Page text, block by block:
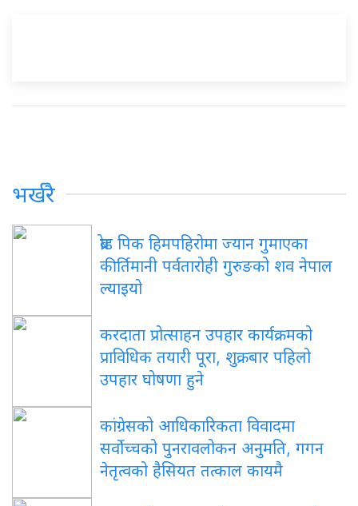
भर्खरै
ब्रोड पिक हिमपहिरोमा ज्यान गुमाएका
कीर्तिमानी पर्वतारोही गुरुङको शव नेपाल
ल्याइयो
करदाता प्रोत्साहन उपहार कार्यक्रमको
प्राविधिक तयारी पूरा, शुक्रबार पहिलो
उपहार घोषणा हुने
कांग्रेसको आधिकारिकता विवादमा
सर्वोच्चको पुनरावलोकन अनुमति, गगन
नेतृत्वको हैसियत तत्काल कायमै